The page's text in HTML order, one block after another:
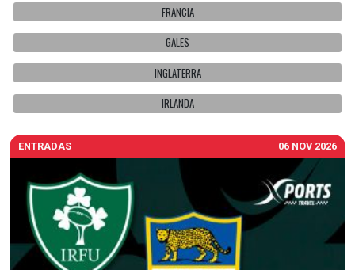
FRANCIA
GALES
INGLATERRA
IRLANDA
ENTRADAS 06 NOV 2026